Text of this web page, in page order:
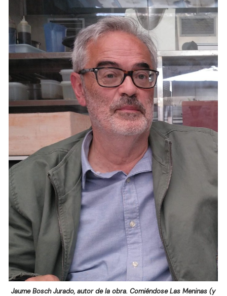
Jaume Bosch Jurado, autor de la obra. Comiéndose Las Meninas (y